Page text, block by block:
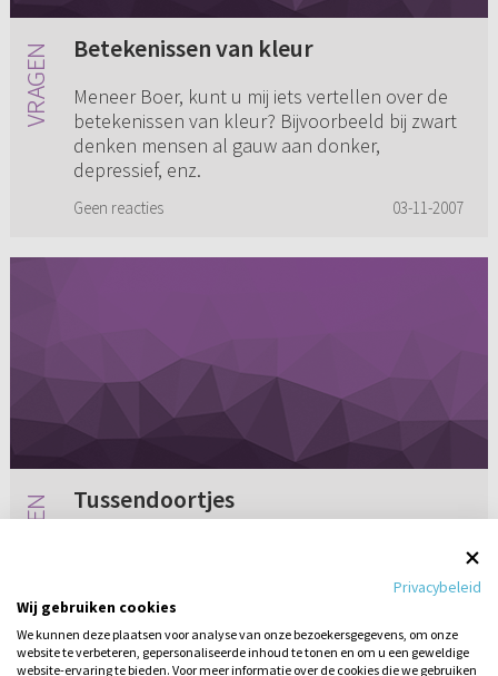
Betekenissen van kleur
Meneer Boer, kunt u mij iets vertellen over de
betekenissen van kleur? Bijvoorbeeld bij zwart
denken mensen al gauw aan donker,
depressief, enz.
Geen reacties 03-11-2007
Tussendoortjes
suiker in mijn bloed, daarom ben ik ook vaak
moe en duizelig. Dat komt dus daar vandaan!
Het is zo dat ik zo mi...
4 reacties 03-11-2009
Privacybeleid
Wij gebruiken cookies
We kunnen deze plaatsen voor analyse van onze bezoekersgegevens, om onze
website te verbeteren, gepersonaliseerde inhoud te tonen en om u een geweldige
website-ervaring te bieden. Voor meer informatie over de cookies die we gebruiken